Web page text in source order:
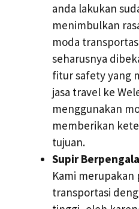
anda lakukan
menimbulkan
moda
seharusnya
fitur safety yang
jasa travel ke
menggunakan
memberikan
tujuan.
Supir
Kami merupakan
transportasi